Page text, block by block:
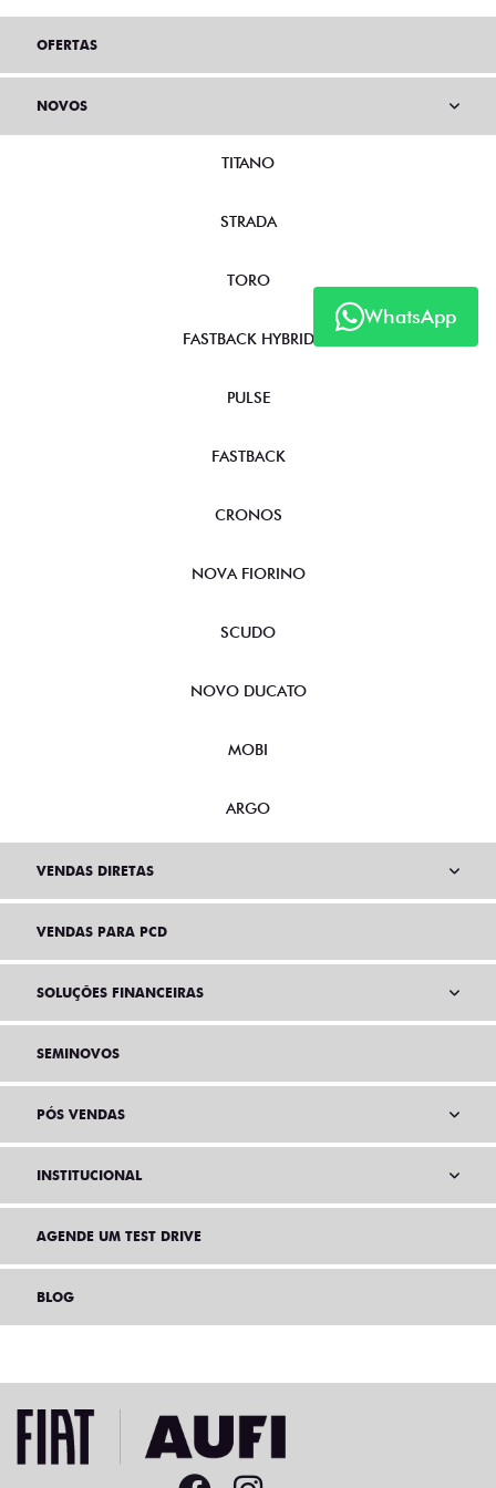
WhatsApp
OFERTAS
NOVOS
TITANO
STRADA
TORO
FASTBACK HYBRID
PULSE
FASTBACK
CRONOS
NOVA FIORINO
SCUDO
NOVO DUCATO
MOBI
ARGO
VENDAS DIRETAS
VENDAS PARA PCD
SOLUÇÕES FINANCEIRAS
SEMINOVOS
PÓS VENDAS
INSTITUCIONAL
AGENDE UM TEST DRIVE
BLOG